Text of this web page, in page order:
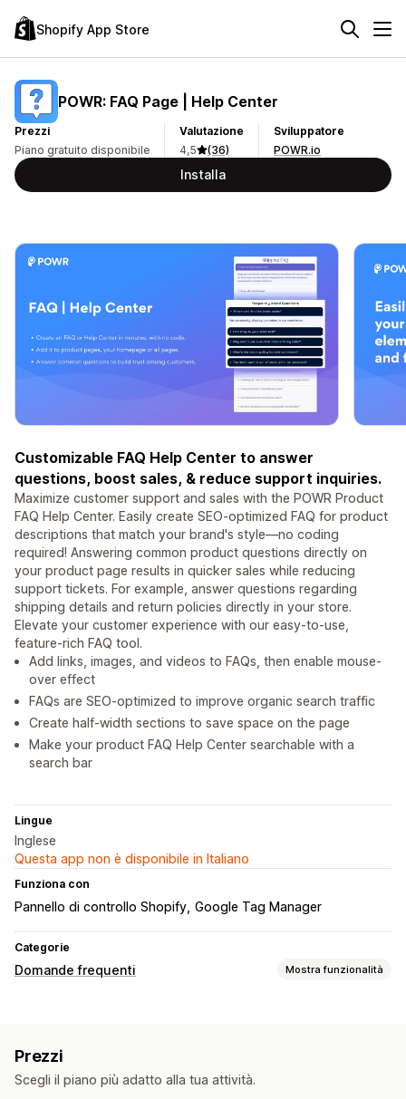
Shopify App Store
POWR: FAQ Page | Help Center
Prezzi
Piano gratuito disponibile
Valutazione
4,5
(36)
Sviluppatore
POWR.io
Installa
Customizable FAQ Help Center to answer
questions, boost sales, & reduce support inquiries.
Maximize customer support and sales with the POWR Product
FAQ Help Center. Easily create SEO-optimized FAQ for product
descriptions that match your brand's style—no coding
required! Answering common product questions directly on
your product page results in quicker sales while reducing
support tickets. For example, answer questions regarding
shipping details and return policies directly in your store.
Elevate your customer experience with our easy-to-use,
feature-rich FAQ tool.
Add links, images, and videos to FAQs, then enable mouse-
over effect
FAQs are SEO-optimized to improve organic search traffic
Create half-width sections to save space on the page
Make your product FAQ Help Center searchable with a
search bar
Lingue
Inglese
Questa app non è disponibile in Italiano
Funziona con
Pannello di controllo Shopify Google Tag Manager
Categorie
Domande frequenti Mostra funzionalità
Prezzi
Scegli il piano più adatto alla tua attività.